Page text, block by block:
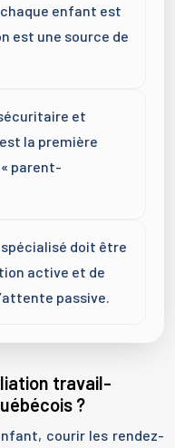
enfant est
est une source de
et
la première
parent-
spécialisé doit être
active et de
passive.
travail-
?
courir les rendez-